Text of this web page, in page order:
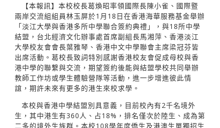
【本報訊】本校校長葛煥昭率領國際長陳小雀、國際暨
兩岸交流組組員林玉屏於1月18日在香港海華服務基金舉辦
「淡江大學與香港多所中學聯合簽約典禮」，與18所中學
結盟，台北經濟文化辦事處首席副組長馬湘萍、香港淡江
大學校友會會長葉雅琴、香港中文中學聯會主席梁冠芬皆
出席活動。葛校長致詞特別感謝香港校友會促成母校與香
港中學的聯繫與交流，期望簽約後能與結盟學校共同舉辦
教師工作坊或學生體驗營隊等活動，進一步增進彼此情
誼，期許未來有更多的港生來校求學。
本校與香港中學結盟別具意義，目前校內有2千名境外
生，其中港生有360人、占18%，排名僅次於陸生、成為第
二多的境外生族群。本校108學年度僑生及港澳生單獨招生